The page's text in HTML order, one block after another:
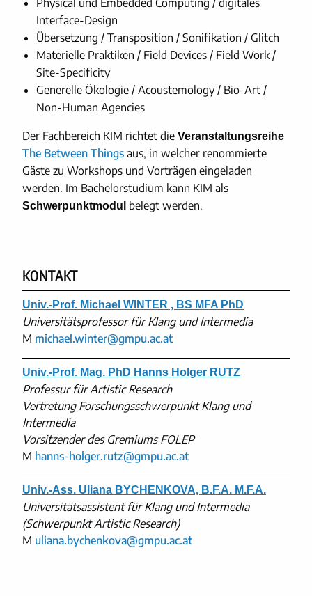
Physical und Embedded Computing / digitales
Interface-Design
Übersetzung / Transposition / Sonifikation / Glitch
Materielle Praktiken / Field Devices / Field Work /
Site-Specificity
Generelle Ökologie / Acoustemology / Bio-Art /
Non-Human Agencies
Der Fachbereich KIM richtet die Veranstaltungsreihe
The Between Things aus, in welcher renommierte
Gäste zu Workshops und Vorträgen eingeladen
werden. Im Bachelorstudium kann KIM als
Schwerpunktmodul belegt werden.
KONTAKT
Univ.-Prof. Michael WINTER , BS MFA PhD
Universitätsprofessor für Klang und Intermedia
M michael.winter@gmpu.ac.at
Univ.-Prof. Mag. PhD Hanns Holger RUTZ
Professur für Artistic Research
Vertretung Forschungsschwerpunkt Klang und
Intermedia
Vorsitzender des Gremiums FOLEP
M hanns-holger.rutz@gmpu.ac.at
Univ.-Ass. Uliana BYCHENKOVA, B.F.A. M.F.A.
Universitätsassistent für Klang und Intermedia
(Schwerpunkt Artistic Research)
M uliana.bychenkova@gmpu.ac.at